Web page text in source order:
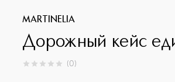
MARTINELIA
Дорожный кейс
0из 0 (0)